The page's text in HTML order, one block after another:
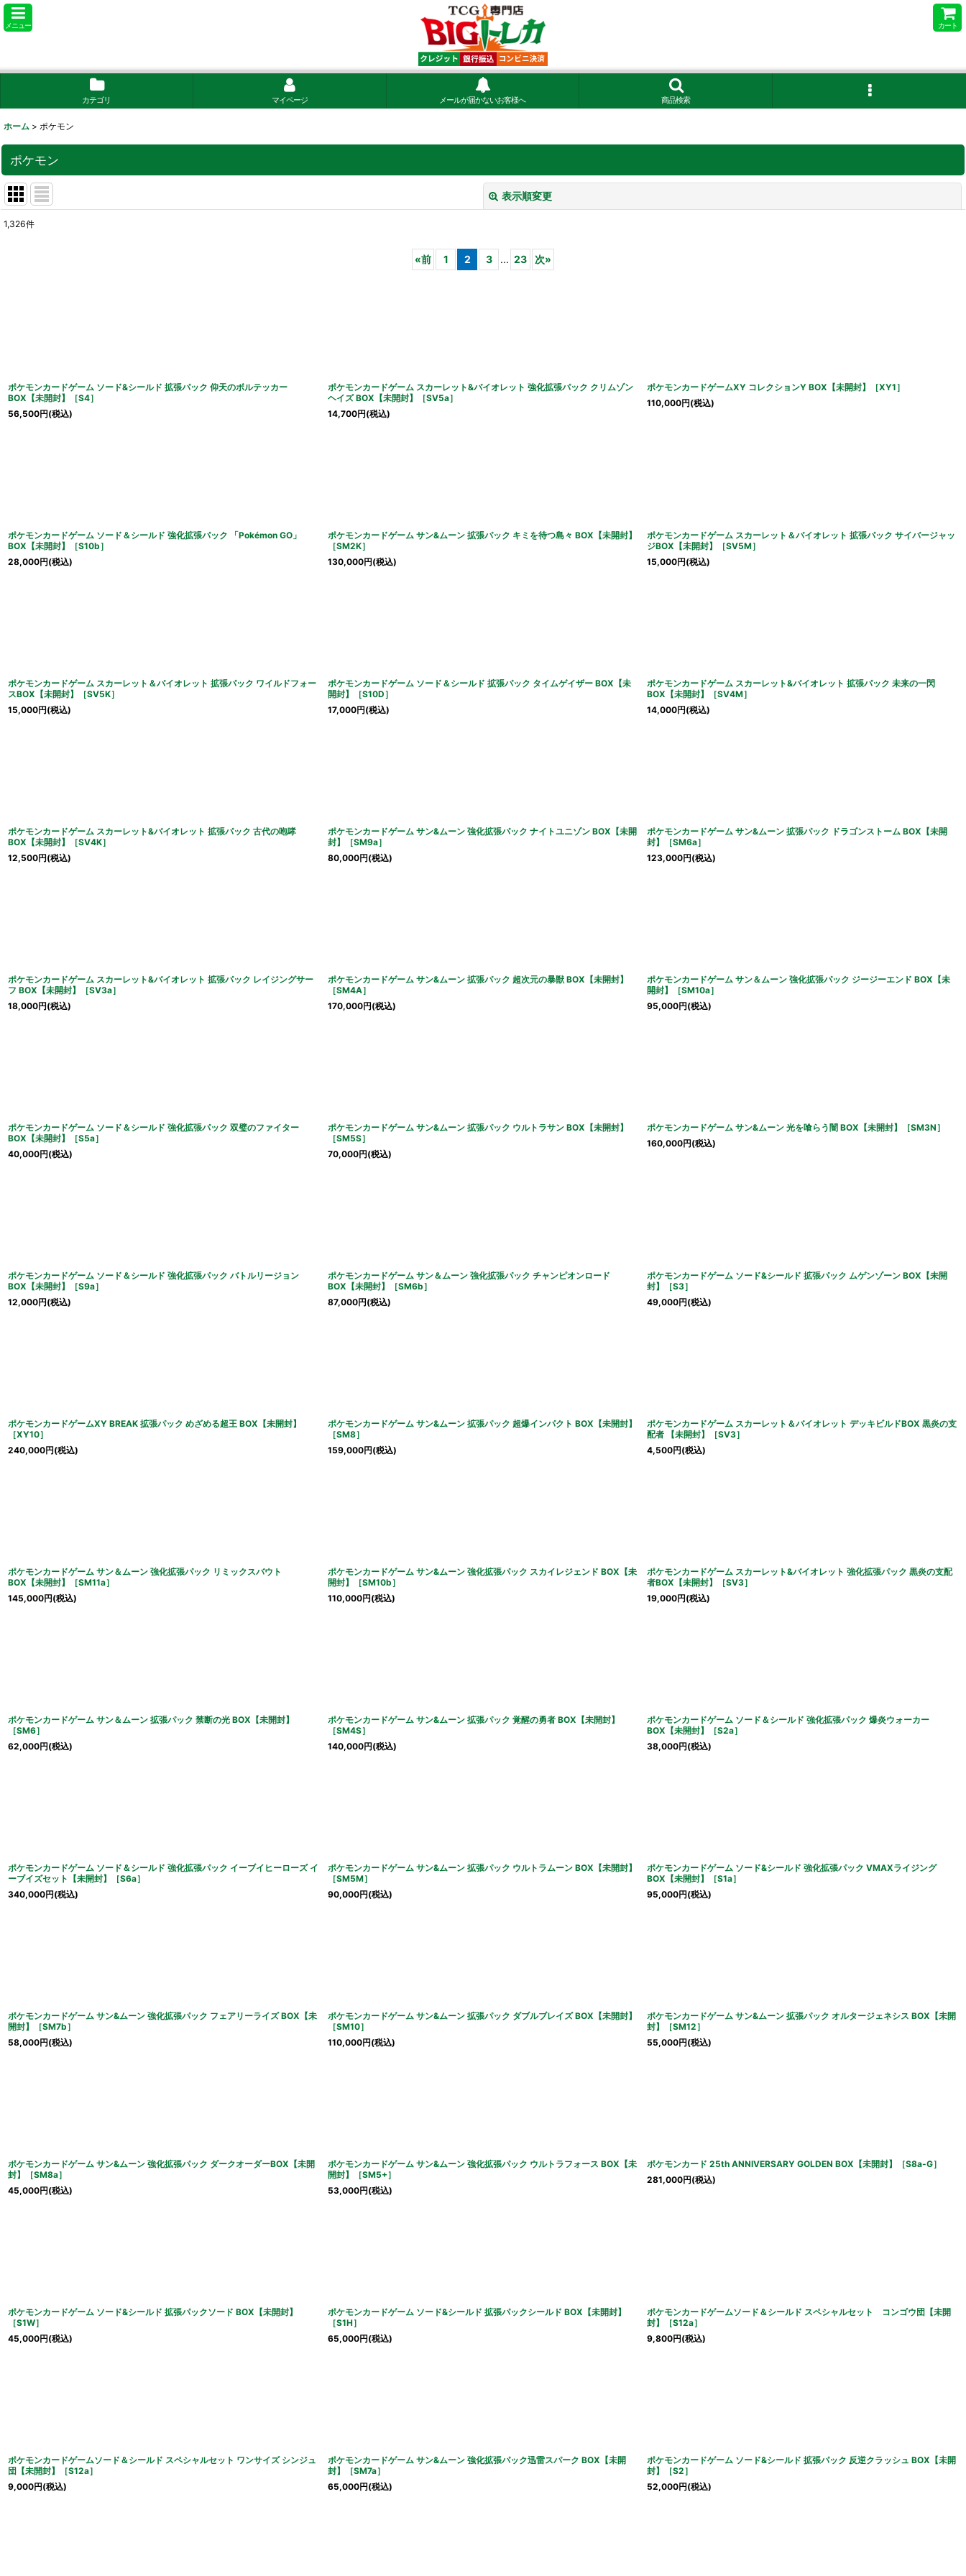
メニュー カート
カテゴリ マイページ メールが届かないお客様へ 商品検索
ホーム > ポケモン
ポケモン
表示順変更
絞り込む
1,326件
«前 1 2 3 ... 23 次»
ポケモンカードゲーム ソード&シールド 拡張パック 仰天のボルテッカー
BOX【未開封】［S4］
56,500円(税込)
ポケモンカードゲーム スカーレット&バイオレット 強化拡張パック クリムゾン
ヘイズ BOX【未開封】［SV5a］
14,700円(税込)
ポケモンカードゲームXY コレクションY BOX【未開封】［XY1］
110,000円(税込)
ポケモンカードゲーム ソード＆シールド 強化拡張パック 「Pokémon GO」
BOX【未開封】［S10b］
28,000円(税込)
ポケモンカードゲーム サン&ムーン 拡張パック キミを待つ島々 BOX【未開封】
［SM2K］
130,000円(税込)
ポケモンカードゲーム スカーレット＆バイオレット 拡張パック サイバージャッ
ジBOX【未開封】［SV5M］
15,000円(税込)
ポケモンカードゲーム スカーレット＆バイオレット 拡張パック ワイルドフォー
スBOX【未開封】［SV5K］
15,000円(税込)
ポケモンカードゲーム ソード＆シールド 拡張パック タイムゲイザー BOX【未
開封】［S10D］
17,000円(税込)
ポケモンカードゲーム スカーレット&バイオレット 拡張パック 未来の一閃
BOX【未開封】［SV4M］
14,000円(税込)
ポケモンカードゲーム スカーレット&バイオレット 拡張パック 古代の咆哮
BOX【未開封】［SV4K］
12,500円(税込)
ポケモンカードゲーム サン&ムーン 強化拡張パック ナイトユニゾン BOX【未開
封】［SM9a］
80,000円(税込)
ポケモンカードゲーム サン&ムーン 拡張パック ドラゴンストーム BOX【未開
封】［SM6a］
123,000円(税込)
ポケモンカードゲーム スカーレット&バイオレット 拡張パック レイジングサー
フ BOX【未開封】［SV3a］
18,000円(税込)
ポケモンカードゲーム サン&ムーン 拡張パック 超次元の暴獣 BOX【未開封】
［SM4A］
170,000円(税込)
ポケモンカードゲーム サン＆ムーン 強化拡張パック ジージーエンド BOX【未
開封】［SM10a］
95,000円(税込)
ポケモンカードゲーム ソード＆シールド 強化拡張パック 双璧のファイター
BOX【未開封】［S5a］
40,000円(税込)
ポケモンカードゲーム サン&ムーン 拡張パック ウルトラサン BOX【未開封】
［SM5S］
70,000円(税込)
ポケモンカードゲーム サン&ムーン 光を喰らう闇 BOX【未開封】［SM3N］
160,000円(税込)
ポケモンカードゲーム ソード＆シールド 強化拡張パック バトルリージョン
BOX【未開封】［S9a］
12,000円(税込)
ポケモンカードゲーム サン＆ムーン 強化拡張パック チャンピオンロード
BOX【未開封】［SM6b］
87,000円(税込)
ポケモンカードゲーム ソード&シールド 拡張パック ムゲンゾーン BOX【未開
封】［S3］
49,000円(税込)
ポケモンカードゲームXY BREAK 拡張パック めざめる超王 BOX【未開封】
［XY10］
240,000円(税込)
ポケモンカードゲーム サン&ムーン 拡張パック 超爆インパクト BOX【未開封】
［SM8］
159,000円(税込)
ポケモンカードゲーム スカーレット＆バイオレット デッキビルドBOX 黒炎の支
配者 【未開封】［SV3］
4,500円(税込)
ポケモンカードゲーム サン＆ムーン 強化拡張パック リミックスバウト
BOX【未開封】［SM11a］
145,000円(税込)
ポケモンカードゲーム サン&ムーン 強化拡張パック スカイレジェンド BOX【未
開封】［SM10b］
110,000円(税込)
ポケモンカードゲーム スカーレット&バイオレット 強化拡張パック 黒炎の支配
者BOX【未開封】［SV3］
19,000円(税込)
ポケモンカードゲーム サン＆ムーン 拡張パック 禁断の光 BOX【未開封】
［SM6］
62,000円(税込)
ポケモンカードゲーム サン&ムーン 拡張パック 覚醒の勇者 BOX【未開封】
［SM4S］
140,000円(税込)
ポケモンカードゲーム ソード＆シールド 強化拡張パック 爆炎ウォーカー
BOX【未開封】［S2a］
38,000円(税込)
ポケモンカードゲーム ソード＆シールド 強化拡張パック イーブイヒーローズ イ
ーブイズセット【未開封】［S6a］
340,000円(税込)
ポケモンカードゲーム サン&ムーン 拡張パック ウルトラムーン BOX【未開封】
［SM5M］
90,000円(税込)
ポケモンカードゲーム ソード&シールド 強化拡張パック VMAXライジング
BOX【未開封】［S1a］
95,000円(税込)
ポケモンカードゲーム サン&ムーン 強化拡張パック フェアリーライズ BOX【未
開封】［SM7b］
58,000円(税込)
ポケモンカードゲーム サン&ムーン 拡張パック ダブルブレイズ BOX【未開封】
［SM10］
110,000円(税込)
ポケモンカードゲーム サン&ムーン 拡張パック オルタージェネシス BOX【未開
封】［SM12］
55,000円(税込)
ポケモンカードゲーム サン&ムーン 強化拡張パック ダークオーダーBOX【未開
封】［SM8a］
45,000円(税込)
ポケモンカードゲーム サン&ムーン 強化拡張パック ウルトラフォース BOX【未
開封】［SM5+］
53,000円(税込)
ポケモンカード 25th ANNIVERSARY GOLDEN BOX【未開封】［S8a-G］
281,000円(税込)
ポケモンカードゲーム ソード&シールド 拡張パックソード BOX【未開封】
［S1W］
45,000円(税込)
ポケモンカードゲーム ソード&シールド 拡張パックシールド BOX【未開封】
［S1H］
65,000円(税込)
ポケモンカードゲームソード＆シールド スペシャルセット コンゴウ団【未開
封】［S12a］
9,800円(税込)
ポケモンカードゲームソード＆シールド スペシャルセット ワンサイズ シンジュ
団【未開封】［S12a］
9,000円(税込)
ポケモンカードゲーム サン&ムーン 強化拡張パック迅雷スパーク BOX【未開
封】［SM7a］
65,000円(税込)
ポケモンカードゲーム ソード&シールド 拡張パック 反逆クラッシュ BOX【未開
封】［S2］
52,000円(税込)